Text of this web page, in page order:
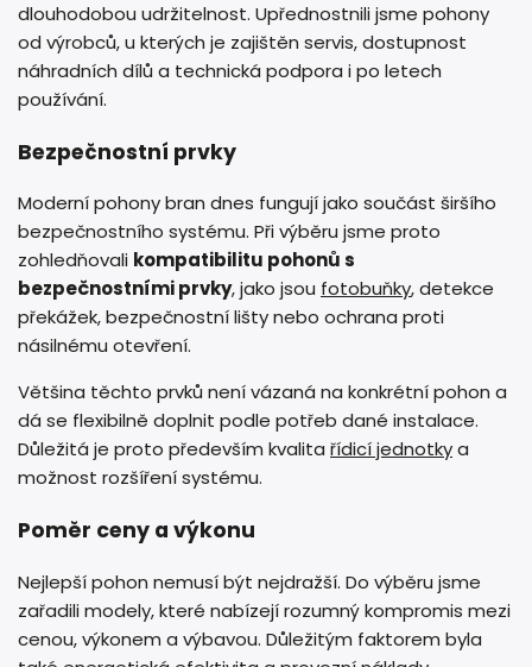
dlouhodobou udržitelnost. Upřednostnili jsme pohony
od výrobců, u kterých je zajištěn servis, dostupnost
náhradních dílů a technická podpora i po letech
používání.
Bezpečnostní prvky
Moderní pohony bran dnes fungují jako součást širšího
bezpečnostního systému. Při výběru jsme proto
zohledňovali kompatibilitu pohonů s
bezpečnostními prvky, jako jsou fotobuňky, detekce
překážek, bezpečnostní lišty nebo ochrana proti
násilnému otevření.
Většina těchto prvků není vázaná na konkrétní pohon a
dá se flexibilně doplnit podle potřeb dané instalace.
Důležitá je proto především kvalita řídicí jednotkya
možnost rozšíření systému.
Poměr ceny a výkonu
Nejlepší pohon nemusí být nejdražší. Do výběru jsme
zařadili modely, které nabízejí rozumný kompromis mezi
cenou, výkonem a výbavou. Důležitým faktorem byla